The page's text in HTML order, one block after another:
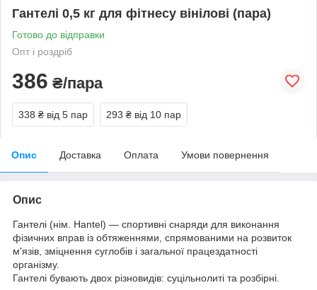
Гантелі 0,5 кг для фітнесу вінілові (пара)
Готово до відправки
Опт і роздріб
386 ₴/пара
338 ₴ від 5 пар 293 ₴ від 10 пар
Опис Доставка Оплата Умови повернення
Опис
Гантелі (нім. Hantel) — спортивні снаряди для виконання
фізичних вправ із обтяженнями, спрямованими на розвиток
м'язів, зміцнення суглобів і загальної працездатності
організму.
Гантелі бувають двох різновидів: суцільнолиті та розбірні.